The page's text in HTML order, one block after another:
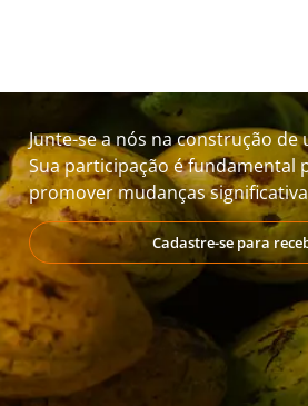
Junte-se a nós na construção
Sua participação é fundamental
promover mudanças
Cadastre-se para